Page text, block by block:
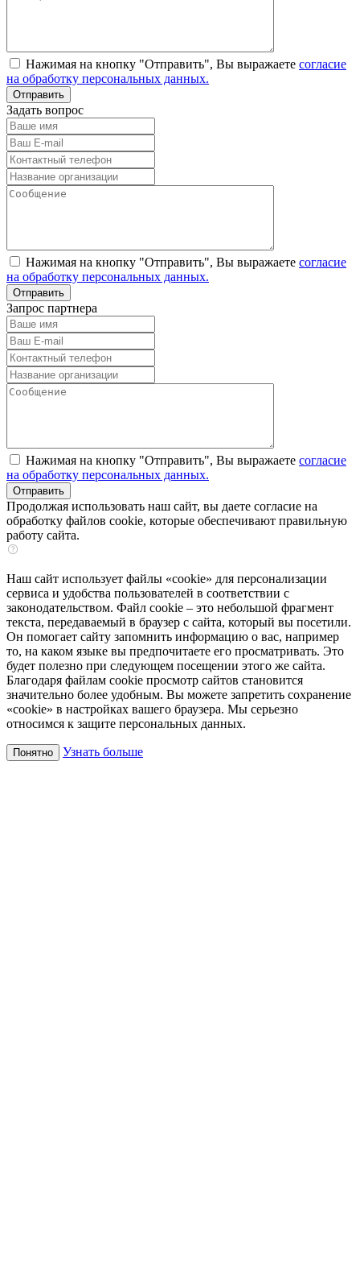
Нажимая на кнопку "Отправить", Вы выражаете согласие
на обработку персональных данных.
Задать вопрос
Нажимая на кнопку "Отправить", Вы выражаете согласие
на обработку персональных данных.
Запрос партнера
Нажимая на кнопку "Отправить", Вы выражаете согласие
на обработку персональных данных.
Продолжая использовать наш сайт, вы даете согласие на
обработку файлов cookie, которые обеспечивают правильную
работу сайта.
Наш сайт использует файлы «cookie» для персонализации
сервиса и удобства пользователей в соответствии с
законодательством. Файл cookie – это небольшой фрагмент
текста, передаваемый в браузер с сайта, который вы посетили.
Он помогает сайту запомнить информацию о вас, например
то, на каком языке вы предпочитаете его просматривать. Это
будет полезно при следующем посещении этого же сайта.
Благодаря файлам cookie просмотр сайтов становится
значительно более удобным. Вы можете запретить сохранение
«cookie» в настройках вашего браузера. Мы серьезно
относимся к защите персональных данных.
Понятно Узнать больше